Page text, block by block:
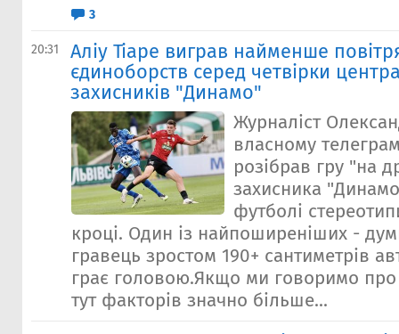
3
20:31
Аліу Тіаре виграв найменше
єдиноборств серед четвірки
захисників "Динамо"
Журналіст
власному
розібрав гру "на
захисника
футболі
кроці. Один із найпоширеніших -
гравець зростом 190+ сантиметрів
грає головою.Якщо ми говоримо
тут факторів значно більше...